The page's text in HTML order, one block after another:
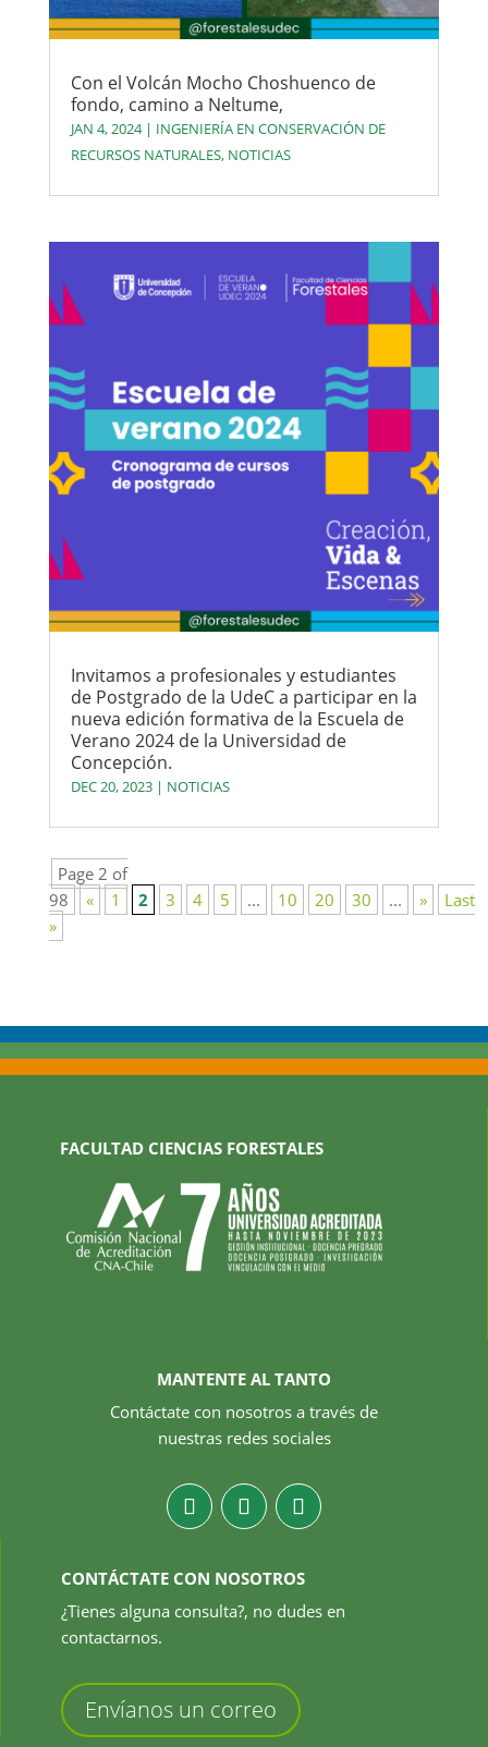
Con el Volcán Mocho Choshuenco de
fondo, camino a Neltume,
JAN 4, 2024| INGENIERÍA EN CONSERVACIÓN DE
RECURSOS NATURALES, NOTICIAS
Invitamos a profesionales y estudiantes
de Postgrado de la UdeC a participar en la
nueva edición formativa de la Escuela de
Verano 2024 de la Universidad de
Concepción.
DEC 20, 2023| NOTICIAS
Page 2 of
98
« 1 2 3 4 5 ... 10 20 30 ... »
Last
»
FACULTAD CIENCIAS FORESTALES
MANTENTE AL TANTO
Contáctate con nosotros a través de
nuestras redes sociales
CONTÁCTATE CON NOSOTROS
¿Tienes alguna consulta?, no dudes en
contactarnos.
Envíanos un correo